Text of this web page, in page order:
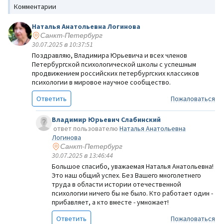
Комментарии
Наталья Анатольевна Логинова
Санкт-Петербург
30.07.2025 в 10:37:51
Поздравляю, Владимира Юрьевича и всех членов
Петербургской психологической школы с успешным
продвижением российских петербургских классиков
психологии в мировое научное сообщество.
Ответить
Пожаловаться
Владимир Юрьевич Слабинский
ответ пользователю Наталья Анатольевна
Логинова
Санкт-Петербург
30.07.2025 в 13:46:44
Большое спасибо, уважаемая Наталья Анатольевна!
Это наш общий успех. Без Вашего многолетнего
труда в области истории отечественной
психологии ничего бы не было. Кто работает один -
прибавляет, а кто вместе - умножает!
Ответить
Пожаловаться